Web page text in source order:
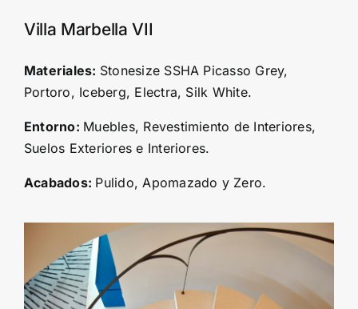
Villa Marbella VII
Materiales: Stonesize SSHA Picasso Grey,
Portoro, Iceberg, Electra, Silk White.
Entorno: Muebles, Revestimiento de Interiores,
Suelos Exteriores e Interiores.
Acabados: Pulido, Apomazado y Zero.